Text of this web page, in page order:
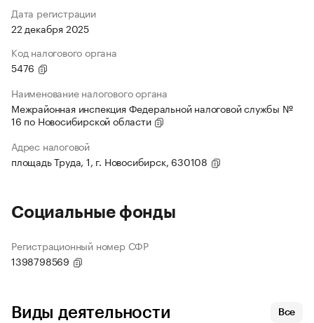
Дата регистрации
22 декабря 2025
Код налогового органа
5476
Наименование налогового органа
Межрайонная инспекция Федеральной налоговой службы №
16 по Новосибирской области
Адрес налоговой
площадь Труда, 1, г. Новосибирск, 630108
Социальные фонды
Регистрационный номер СФР
1398798569
Виды деятельности Все